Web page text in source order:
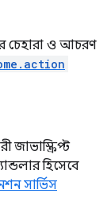
চেহারা ও আচরণ
জাভাস্ক্রিপ্ট
হিসেবে
সার্ভিস